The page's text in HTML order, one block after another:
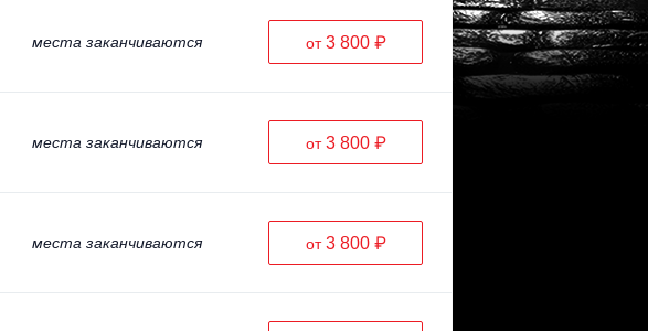
места заканчиваются от3 800 ₽
места заканчиваются от3 800 ₽
места заканчиваются от3 800 ₽